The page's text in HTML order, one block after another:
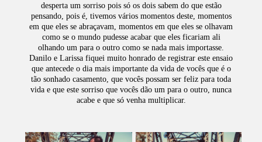
desperta um sorriso pois só os dois sabem do que estão
pensando, pois é, tivemos vários momentos deste, momentos
em que eles se abraçavam, momentos em que eles se olhavam
como se o mundo pudesse acabar que eles ficariam ali
olhando um para o outro como se nada mais importasse.
Danilo e Larissa fiquei muito honrado de registrar este ensaio
que antecede o dia mais importante da vida de vocês que é o
tão sonhado casamento, que vocês possam ser feliz para toda
vida e que este sorriso que vocês dão um para o outro, nunca
acabe e que só venha multiplicar.